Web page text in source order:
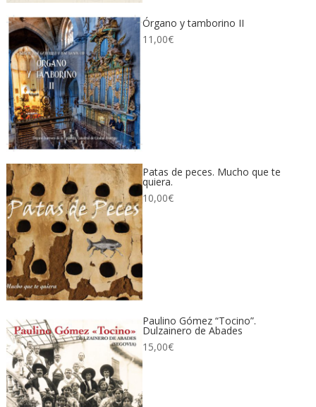
Órgano y tamborino II
11,00€
Patas de peces. Mucho que te
quiera.
10,00€
Paulino Gómez “Tocino”.
Dulzainero de Abades
15,00€